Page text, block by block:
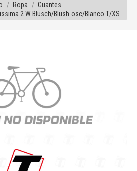
Ropa
Guantes
2 W Blusch/Blush osc/Blanco T/XS